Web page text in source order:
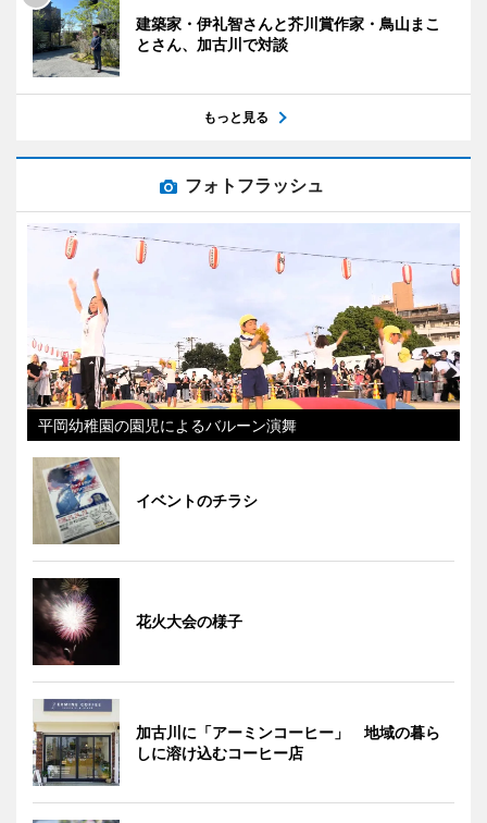
建築家・伊礼智さんと芥川賞作家・鳥山まこ
とさん、加古川で対談
もっと見る
フォトフラッシュ
平岡幼稚園の園児によるバルーン演舞
イベントのチラシ
花火大会の様子
加古川に「アーミンコーヒー」 地域の暮ら
しに溶け込むコーヒー店